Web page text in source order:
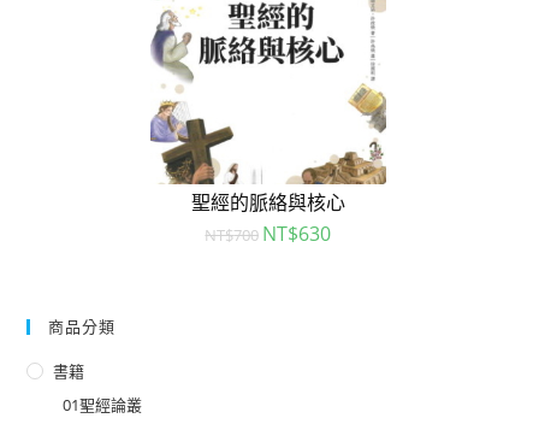
聖經的脈絡與核心
NT$700 NT$630
商品分類
書籍
01聖經論叢